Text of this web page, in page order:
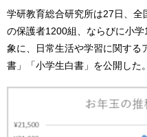
学研教育総合研究所は27日、
の保護者1200組、ならびに小
象に、日常生活や学習に関する
書」「小学生白書」を公開した。